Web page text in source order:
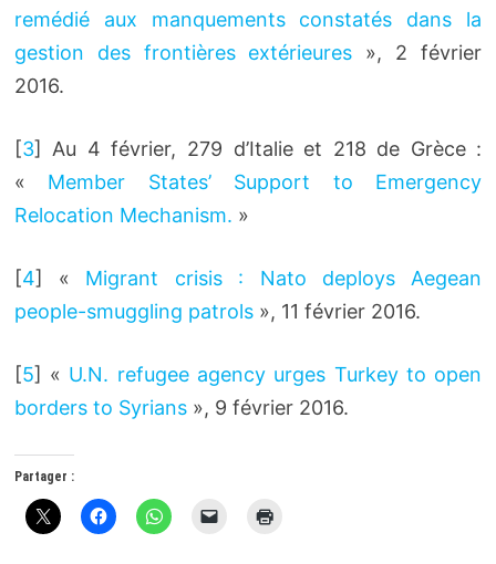
remédié aux manquements constatés dans la
gestion des frontières extérieures », 2 février
2016.
[3]Au 4 février, 279 d’Italie et 218 de Grèce :
« Member States’ Support to Emergency
Relocation Mechanism. »
[4] « Migrant crisis : Nato deploys Aegean
people-smuggling patrols», 11 février 2016.
[5] « U.N. refugee agency urges Turkey to open
borders to Syrians», 9 février 2016.
Partager :